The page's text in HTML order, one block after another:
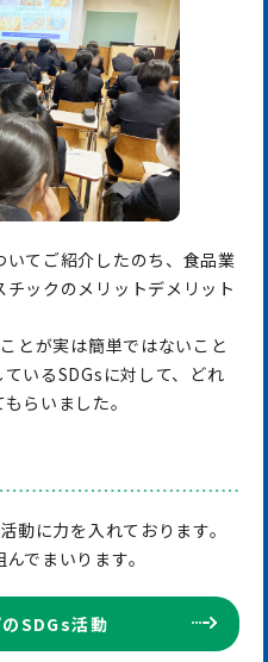
てご紹介したのち、食品業
ックのメリットデメリット
とが実は簡単ではないこと
いるSDGsに対して、どれ
らいました。
動に力を入れております。
でまいります。
SDGs活動